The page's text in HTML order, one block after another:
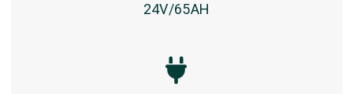
24V/65AH